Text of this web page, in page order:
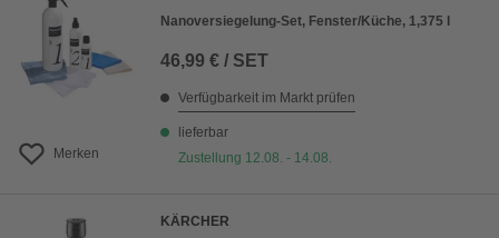
Merken
Nanoversiegelung-Set, Fenster/Küche, 1,375 l
46,99 € / SET
Verfügbarkeit im Markt prüfen
lieferbar
Zustellung 12.08. - 14.08.
KÄRCHER